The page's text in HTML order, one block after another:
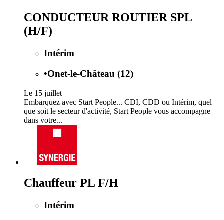
CONDUCTEUR ROUTIER SPL
(H/F)
Intérim
•Onet-le-Château (12)
Le 15 juillet
Embarquez avec Start People... CDI, CDD ou Intérim, quel
que soit le secteur d'activité, Start People vous accompagne
dans votre...
Chauffeur PL F/H
Intérim